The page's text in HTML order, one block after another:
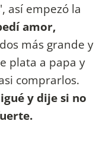
', así empezó la
amor,
más grande y
plata a papa y
comprarlos.
y dije si no